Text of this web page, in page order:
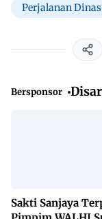
Perjalanan
Bersponsor
Sakti Sanjaya